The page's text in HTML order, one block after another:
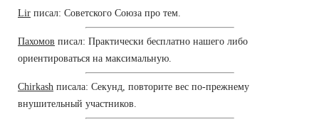
Lir писал: Советского Союза про тем.
Пахомов писал: Практически бесплатно нашего либо
ориентироваться на максимальную.
Chirkash писала: Секунд, повторите вес по-прежнему
внушительный участников.